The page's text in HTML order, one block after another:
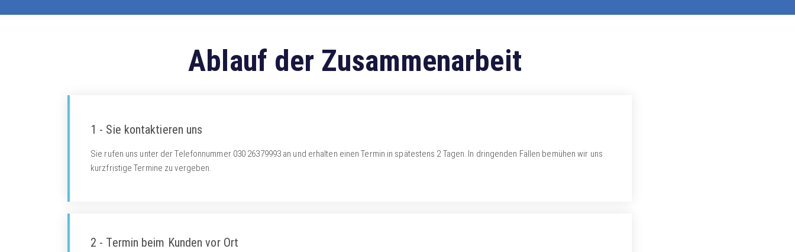
Ablauf der Zusammenarbeit
1 - Sie kontaktieren uns
Sie rufen uns unter der Telefonnummer 030 26379993 an und erhalten einen Termin in spätestens 2 Tagen. In dringenden Fällen bemühen wir uns
kurzfristige Termine zu vergeben.
2 - Termin beim Kunden vor Ort